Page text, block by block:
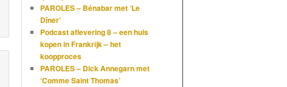
PAROLES – Bénabar met ‘Le
Dîner’
Podcast aflevering 8 – een huis
kopen in Frankrijk – het
koopproces
PAROLES – Dick Annegarn met
‘Comme Saint Thomas’